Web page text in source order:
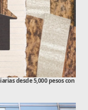
desde 5,000 pesos con